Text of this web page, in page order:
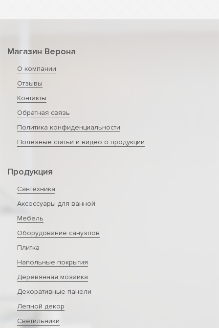
Магазин Верона
О компании
Отзывы
Контакты
Обратная связь
Политика конфиденциальности
Полезные статьи и видео о продукции
Продукция
Сантехника
Аксессуары для ванной
Мебель
Оборудование санузлов
Плитка
Напольные покрытия
Деревянная мозаика
Декоративные панели
Лепной декор
Светильники